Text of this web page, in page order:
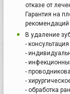
отказе от
Гарантия на
рекомендаций
В удаление
-
-
-
-
-
- обработка